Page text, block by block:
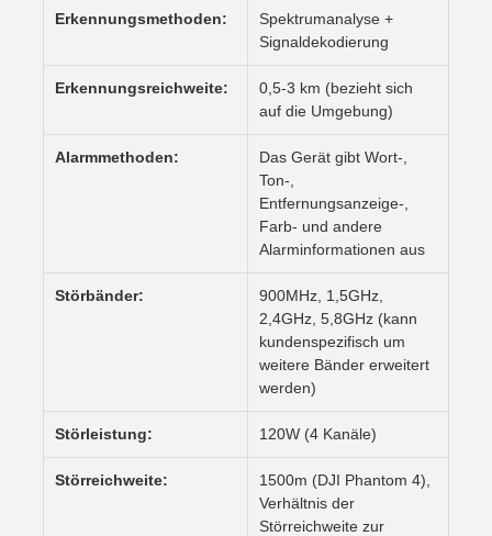
Erkennungsmethoden:
Spektrumanalyse +
Signaldekodierung
Erkennungsreichweite:
0,5-3 km (bezieht sich
auf die Umgebung)
Alarmmethoden:
Das Gerät gibt Wort-,
Ton-,
Entfernungsanzeige-,
Farb- und andere
Alarminformationen aus
Störbänder:
900MHz, 1,5GHz,
2,4GHz, 5,8GHz (kann
kundenspezifisch um
weitere Bänder erweitert
werden)
Störleistung: 120W (4 Kanäle)
Störreichweite:
1500m (DJI Phantom 4),
Verhältnis der
Störreichweite zur